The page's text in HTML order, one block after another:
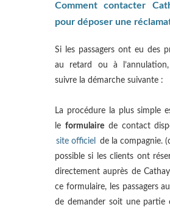
Comment contacter
pour déposer une
Si les passagers ont eu des
au retard ou à
suivre la démarche suivante :
La procédure la plus simple
le formulairede contact
site officiel
de la compagnie.
possible si les clients ont
directement auprès de
ce formulaire, les passagers
de demander soit une partie